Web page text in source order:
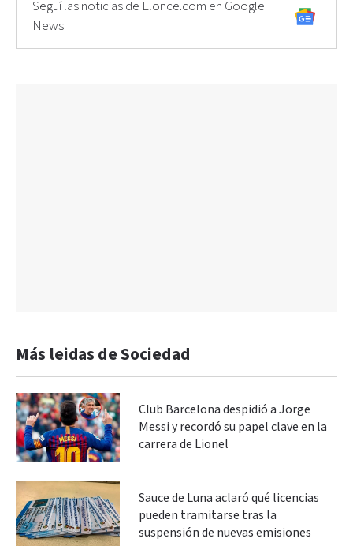
Seguí las noticias de Elonce.com en Google
News
Más leidas de Sociedad
Club Barcelona despidió a Jorge
Messi y recordó su papel clave en la
carrera de Lionel
Sauce de Luna aclaró qué licencias
pueden tramitarse tras la
suspensión de nuevas emisiones